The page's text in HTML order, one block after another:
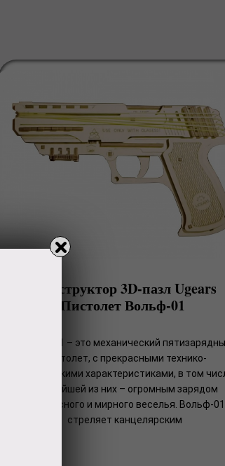
Конструктор 3D-пазл Ugears
Пистолет Вольф-01
Вольф-01 – это механический
пистолет, с прекрасными технико-
тактическими характеристиками, в том
важнейшей из них – огромным зарядом
безопасного и мирного веселья. Вольф-01
стреляет канцелярским